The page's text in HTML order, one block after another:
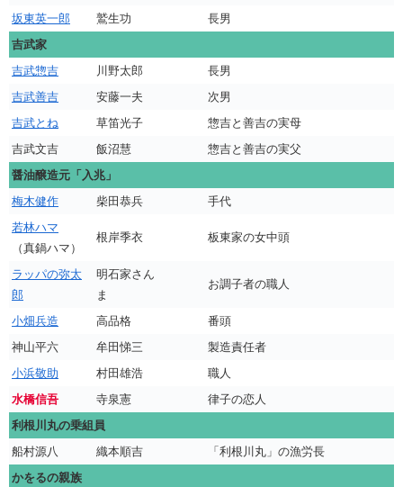
坂東英一郎 鷲生功
長男
吉武家
吉武惣吉
川野太郎
長男
吉武善吉
安藤一夫
次男
吉武とね
草笛光子
惣吉と善吉の実母
吉武文吉
飯沼慧
惣吉と善吉の実父
醤油醸造元「入兆」
梅木健作
柴田恭兵
手代
若林ハマ
（真鍋ハマ）
根岸季衣 板東家の女中頭
ラッパの弥太
郎
明石家さん
ま
お調子者の職人
小畑兵造 高品格
番頭
神山平六
牟田悌三
製造責任者
小浜敬助
村田雄浩
職人
水橋信吾
寺泉憲
律子の恋人
利根川丸の乗組員
船村源八
織本順吉
「利根川丸」の漁労長
かをるの親族